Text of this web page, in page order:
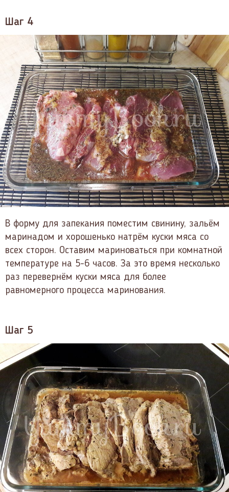
Шаг 4
В форму для запекания поместим свинину, зальём
маринадом и хорошенько натрём куски мяса со
всех сторон. Оставим мариноваться при комнатной
температуре на 5-6 часов. За это время несколько
раз перевернём куски мяса для более
равномерного процесса маринования.
Шаг 5